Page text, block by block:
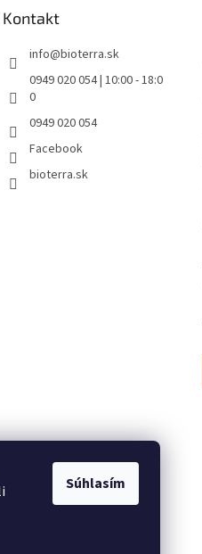
Súhlasím
Kontakt
info@bioterra.sk
0949 020 054 | 10:00 - 18:0
0
0949 020 054
Facebook
bioterra.sk